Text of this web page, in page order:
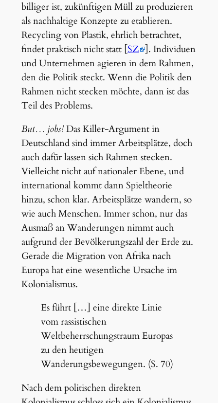
billiger ist, zukünftigen Müll zu produzieren
als nachhaltige Konzepte zu etablieren.
Recycling von Plastik, ehrlich betrachtet,
findet praktisch nicht statt [SZ ]. Individuen
und Unternehmen agieren in dem Rahmen,
den die Politik steckt. Wenn die Politik den
Rahmen nicht stecken möchte, dann ist das
Teil des Problems.
But… jobs!Das Killer-Argument in
Deutschland sind immer Arbeitsplätze, doch
auch dafür lassen sich Rahmen stecken.
Vielleicht nicht auf nationaler Ebene, und
international kommt dann Spieltheorie
hinzu, schon klar. Arbeitsplätze wandern, so
wie auch Menschen. Immer schon, nur das
Ausmaß an Wanderungen nimmt auch
aufgrund der Bevölkerungszahl der Erde zu.
Gerade die Migration von Afrika nach
Europa hat eine wesentliche Ursache im
Kolonialismus.
Es führt […] eine direkte Linie
vom rassistischen
Weltbeherrschungstraum Europas
zu den heutigen
Wanderungsbewegungen. (S. 70)
Nach dem politischen direkten